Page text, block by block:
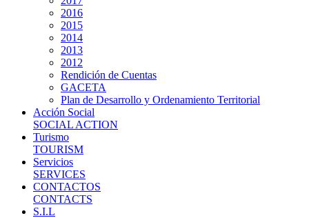
2016
2015
2014
2013
2012
Rendición de Cuentas
GACETA
Plan de Desarrollo y Ordenamiento Territorial
Acción Social
SOCIAL ACTION
Turismo
TOURISM
Servicios
SERVICES
CONTACTOS
CONTACTS
S.I.L